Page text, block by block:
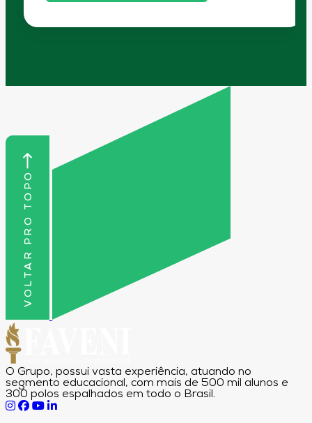
VOLTAR PRO TOPO
O Grupo, possui vasta experiência, atuando no
segmento educacional, com mais de 500 mil alunos e
300 polos espalhados em todo o Brasil.